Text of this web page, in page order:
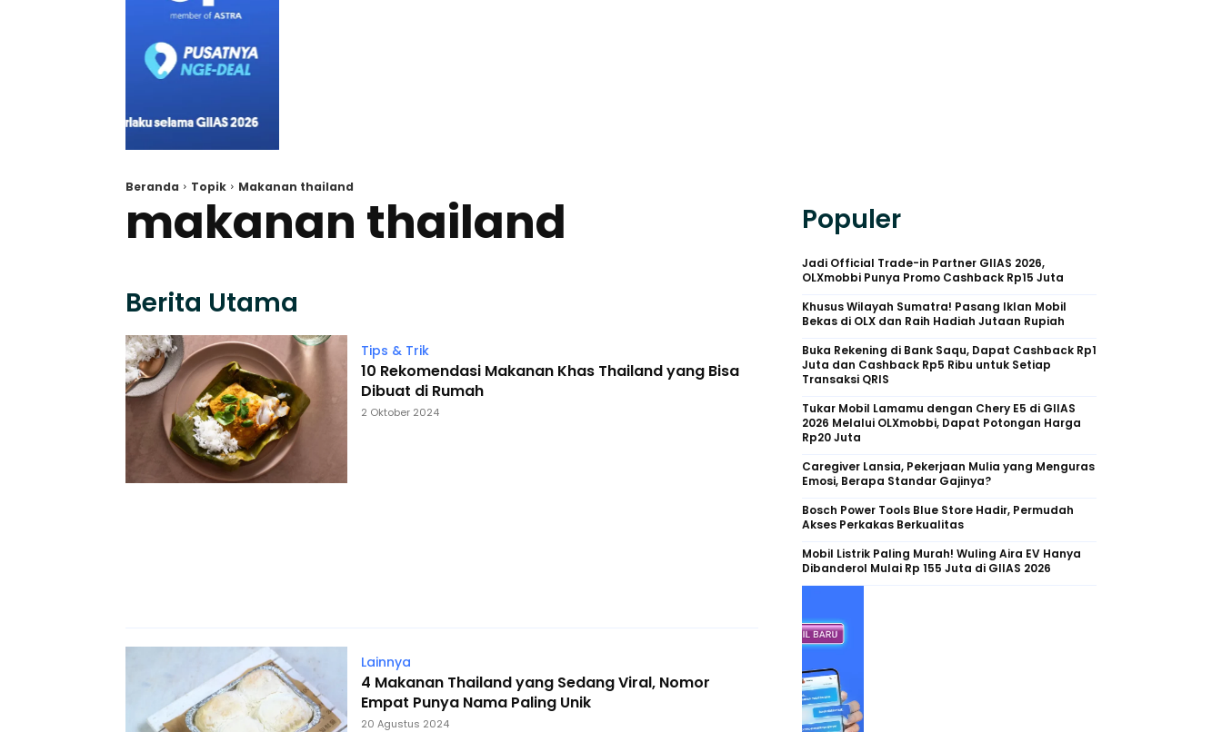
Beranda Topik Makanan thailand
makanan thailand
Berita Utama
Tips & Trik
10 Rekomendasi Makanan Khas Thailand yang Bisa
Dibuat di Rumah
2 Oktober 2024
Lainnya
4 Makanan Thailand yang Sedang Viral, Nomor
Empat Punya Nama Paling Unik
20 Agustus 2024
Populer
Jadi Official Trade-in Partner GIIAS 2026,
OLXmobbi Punya Promo Cashback Rp15 Juta
Khusus Wilayah Sumatra! Pasang Iklan Mobil
Bekas di OLX dan Raih Hadiah Jutaan Rupiah
Buka Rekening di Bank Saqu, Dapat Cashback Rp1
Juta dan Cashback Rp5 Ribu untuk Setiap
Transaksi QRIS
Tukar Mobil Lamamu dengan Chery E5 di GIIAS
2026 Melalui OLXmobbi, Dapat Potongan Harga
Rp20 Juta
Caregiver Lansia, Pekerjaan Mulia yang Menguras
Emosi, Berapa Standar Gajinya?
Bosch Power Tools Blue Store Hadir, Permudah
Akses Perkakas Berkualitas
Mobil Listrik Paling Murah! Wuling Aira EV Hanya
Dibanderol Mulai Rp 155 Juta di GIIAS 2026